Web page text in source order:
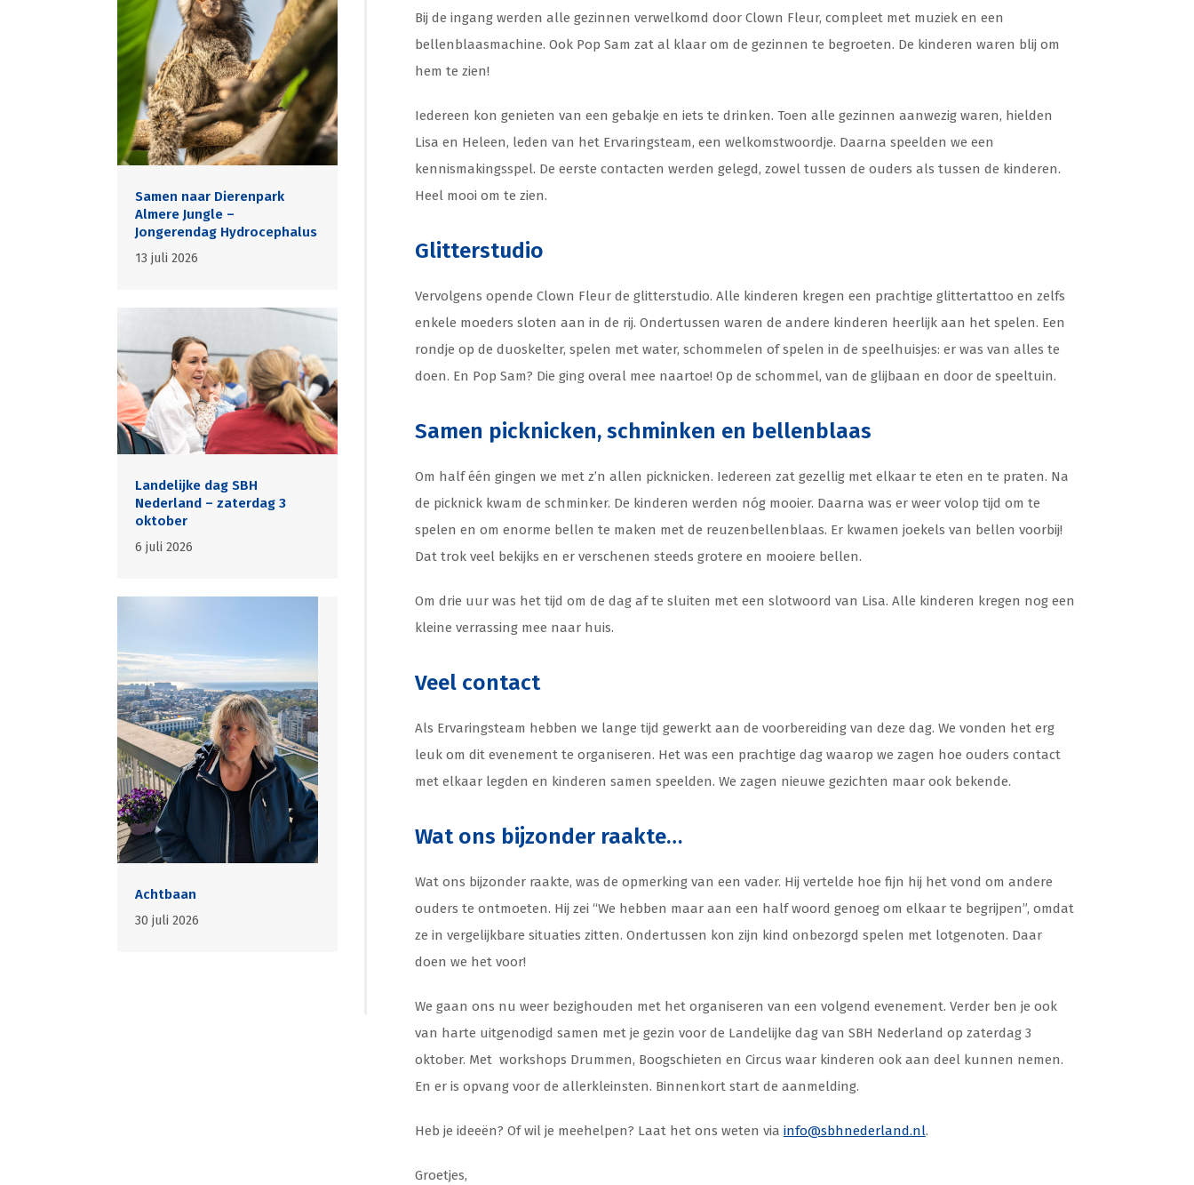
Bij de ingang werden alle gezinnen verwelkomd door Clown Fleur, compleet met muziek en een
bellenblaasmachine. Ook Pop Sam zat al klaar om de gezinnen te begroeten. De kinderen waren blij om
hem te zien!
Iedereen kon genieten van een gebakje en iets te drinken. Toen alle gezinnen aanwezig waren, hielden
Lisa en Heleen, leden van het Ervaringsteam, een welkomstwoordje. Daarna speelden we een
kennismakingsspel. De eerste contacten werden gelegd, zowel tussen de ouders als tussen de kinderen.
Heel mooi om te zien.
Glitterstudio
Vervolgens opende Clown Fleur de glitterstudio. Alle kinderen kregen een prachtige glittertattoo en zelfs
enkele moeders sloten aan in de rij. Ondertussen waren de andere kinderen heerlijk aan het spelen. Een
rondje op de duoskelter, spelen met water, schommelen of spelen in de speelhuisjes: er was van alles te
doen. En Pop Sam? Die ging overal mee naartoe! Op de schommel, van de glijbaan en door de speeltuin.
Samen picknicken, schminken en bellenblaas
Om half één gingen we met z’n allen picknicken. Iedereen zat gezellig met elkaar te eten en te praten. Na
de picknick kwam de schminker. De kinderen werden nóg mooier. Daarna was er weer volop tijd om te
spelen en om enorme bellen te maken met de reuzenbellenblaas. Er kwamen joekels van bellen voorbij!
Dat trok veel bekijks en er verschenen steeds grotere en mooiere bellen.
Om drie uur was het tijd om de dag af te sluiten met een slotwoord van Lisa. Alle kinderen kregen nog een
kleine verrassing mee naar huis.
Veel contact
Als Ervaringsteam hebben we lange tijd gewerkt aan de voorbereiding van deze dag. We vonden het erg
leuk om dit evenement te organiseren. Het was een prachtige dag waarop we zagen hoe ouders contact
met elkaar legden en kinderen samen speelden. We zagen nieuwe gezichten maar ook bekende.
Wat ons bijzonder raakte…
Wat ons bijzonder raakte, was de opmerking van een vader. Hij vertelde hoe fijn hij het vond om andere
ouders te ontmoeten. Hij zei “We hebben maar aan een half woord genoeg om elkaar te begrijpen”, omdat
ze in vergelijkbare situaties zitten. Ondertussen kon zijn kind onbezorgd spelen met lotgenoten. Daar
doen we het voor!
We gaan ons nu weer bezighouden met het organiseren van een volgend evenement. Verder ben je ook
van harte uitgenodigd samen met je gezin voor de Landelijke dag van SBH Nederland op zaterdag 3
oktober. Met workshops Drummen, Boogschieten en Circus waar kinderen ook aan deel kunnen nemen.
En er is opvang voor de allerkleinsten. Binnenkort start de aanmelding.
Heb je ideeën? Of wil je meehelpen? Laat het ons weten via info@sbhnederland.nl.
Groetjes,
Samen naar Dierenpark
Almere Jungle –
Jongerendag Hydrocephalus
13 juli 2026
Landelijke dag SBH
Nederland – zaterdag 3
oktober
6 juli 2026
Achtbaan
30 juli 2026